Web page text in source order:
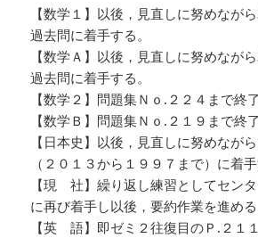
【数学１】以後，見直しに努めなが
過去問に着手する。
【数学Ａ】以後，見直しに努めなが
過去問に着手する。
【数学２】問題集Ｎｏ.２２４まで終
【数学Ｂ】問題集Ｎｏ.２１９まで終
【日本史】以後，見直しに努めなが
（２０１３から１９９７まで）に着手
【現 社】繰り返し練習としてセン
に再び着手し以後，要約作業を進める
【英 語】即ゼミ２往復目のＰ.２１